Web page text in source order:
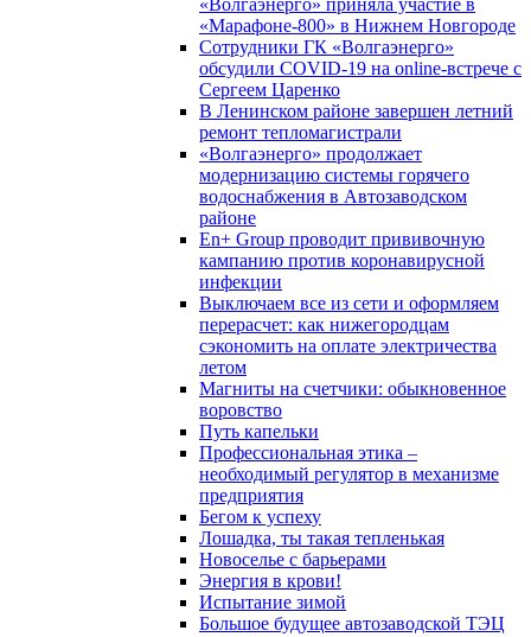
«Волгаэнерго» приняла участие в
«Марафоне-800» в Нижнем Новгороде
Сотрудники ГК «Волгаэнерго»
обсудили COVID-19 на online-встрече с
Сергеем Царенко
В Ленинском районе завершен летний
ремонт тепломагистрали
«Волгаэнерго» продолжает
модернизацию системы горячего
водоснабжения в Автозаводском
районе
En+ Group проводит прививочную
кампанию против коронавирусной
инфекции
Выключаем все из сети и оформляем
перерасчет: как нижегородцам
сэкономить на оплате электричества
летом
Магниты на счетчики: обыкновенное
воровство
Путь капельки
Профессиональная этика –
необходимый регулятор в механизме
предприятия
Бегом к успеху
Лошадка, ты такая тепленькая
Новоселье с барьерами
Энергия в крови!
Испытание зимой
Большое будущее автозаводской ТЭЦ